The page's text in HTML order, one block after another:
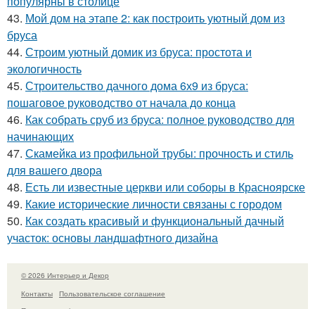
43. Мой дом на этапе 2: как построить уютный дом из
бруса
44. Строим уютный домик из бруса: простота и
экологичность
45. Строительство дачного дома 6х9 из бруса:
пошаговое руководство от начала до конца
46. Как собрать сруб из бруса: полное руководство для
начинающих
47. Скамейка из профильной трубы: прочность и стиль
для вашего двора
48. Есть ли известные церкви или соборы в Красноярске
49. Какие исторические личности связаны с городом
50. Как создать красивый и функциональный дачный
участок: основы ландшафтного дизайна
© 2026 Интерьер и Декор
Контакты
Пользовательское соглашение